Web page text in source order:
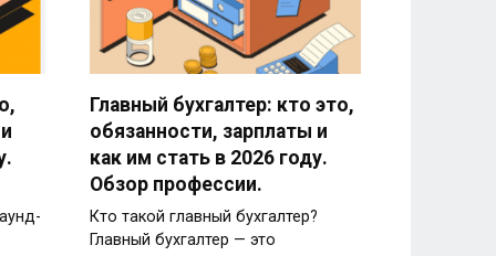
Главный бухгалтер: кто это,
обязанности, зарплаты и
как им стать в 2026 году.
Обзор профессии.
Кто такой главный бухгалтер?
Главный бухгалтер — это